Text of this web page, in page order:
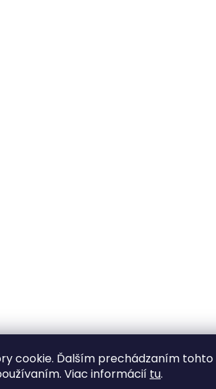
cookie. Ďalším prechádzaním tohto
Viac informácií tu.